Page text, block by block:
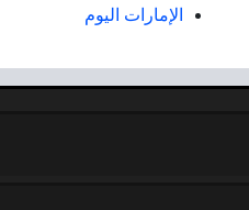
الإمارات اليوم